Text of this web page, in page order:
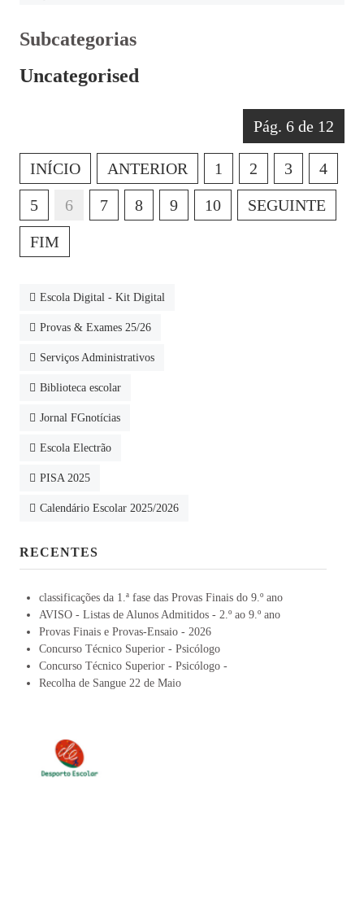
Subcategorias
Uncategorised
Pág. 6 de 12
INÍCIO ANTERIOR 1 2 3 4
5 6 7 8 9 10 SEGUINTE
FIM
Escola Digital - Kit Digital
Provas & Exames 25/26
Serviços Administrativos
Biblioteca escolar
Jornal FGnotícias
Escola Electrão
PISA 2025
Calendário Escolar 2025/2026
RECENTES
classificações da 1.ª fase das Provas Finais do 9.º ano
AVISO - Listas de Alunos Admitidos - 2.º ao 9.º ano
Provas Finais e Provas-Ensaio - 2026
Concurso Técnico Superior - Psicólogo
Concurso Técnico Superior - Psicólogo -
Recolha de Sangue 22 de Maio